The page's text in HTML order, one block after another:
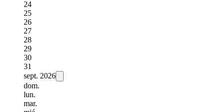
24
25
26
27
28
29
30
31
sept. 2026
dom.
lun.
mar.